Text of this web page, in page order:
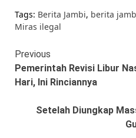
Tags: Berita Jambi, berita
Miras ilegal
Continue
Reading
Previous
Pemerintah Revisi Libur
Hari, Ini Rinciannya
Setelah Diungkap